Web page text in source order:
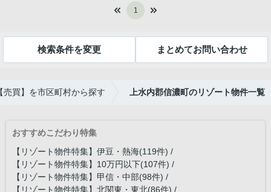
1
検索条件を変更 まとめてお問い合わせ
売買】を市区町村から探す 上水内郡信濃町のリゾート物件一覧
おすすめこだわり特集
【リゾート物件特集】伊豆・熱海(119件)
【リゾート物件特集】10万円以下(107件)
【リゾート物件特集】甲信・中部(98件)
【リゾート物件特集】北関東・東北(86件)